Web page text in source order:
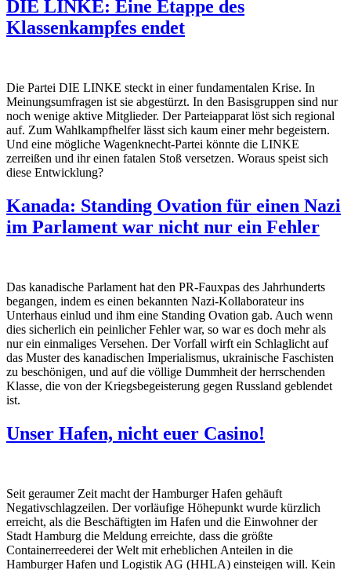
DIE LINKE: Eine Etappe des
Klassenkampfes endet
Die Partei DIE LINKE steckt in einer fundamentalen Krise. In
Meinungsumfragen ist sie abgestürzt. In den Basisgruppen sind nur
noch wenige aktive Mitglieder. Der Parteiapparat löst sich regional
auf. Zum Wahlkampfhelfer lässt sich kaum einer mehr begeistern.
Und eine mögliche Wagenknecht-Partei könnte die LINKE
zerreißen und ihr einen fatalen Stoß versetzen. Woraus speist sich
diese Entwicklung?
Kanada: Standing Ovation für einen Nazi
im Parlament war nicht nur ein Fehler
Das kanadische Parlament hat den PR-Fauxpas des Jahrhunderts
begangen, indem es einen bekannten Nazi-Kollaborateur ins
Unterhaus einlud und ihm eine Standing Ovation gab. Auch wenn
dies sicherlich ein peinlicher Fehler war, so war es doch mehr als
nur ein einmaliges Versehen. Der Vorfall wirft ein Schlaglicht auf
das Muster des kanadischen Imperialismus, ukrainische Faschisten
zu beschönigen, und auf die völlige Dummheit der herrschenden
Klasse, die von der Kriegsbegeisterung gegen Russland geblendet
ist.
Unser Hafen, nicht euer Casino!
Seit geraumer Zeit macht der Hamburger Hafen gehäuft
Negativschlagzeilen. Der vorläufige Höhepunkt wurde kürzlich
erreicht, als die Beschäftigten im Hafen und die Einwohner der
Stadt Hamburg die Meldung erreichte, dass die größte
Containerreederei der Welt mit erheblichen Anteilen in die
Hamburger Hafen und Logistik AG (HHLA) einsteigen will. Kein